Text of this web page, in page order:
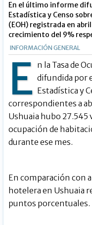
En el último informe
Estadística y Censo
(EOH) registrada en
crecimiento del 9%
INFORMACIÓN GENERAL
E n la Tasa de
difundida por
Estadística y
correspondientes a
Ushuaia hubo 27.545
ocupación de
durante ese mes.
En comparación con
hotelera en Ushuaia
puntos porcentuales.